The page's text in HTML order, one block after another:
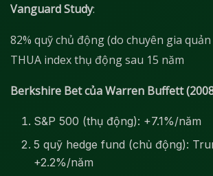
Vanguard Study:
82% quỹ chủ động (do chuyên gia
THUA index thụ động sau 15 năm
Berkshire Bet của Warren Buffett
S&P 500 (thụ động): +7.1%/năm
5 quỹ hedge fund (chủ động):
+2.2%/năm